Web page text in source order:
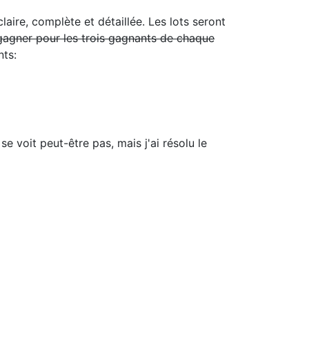
complète et détaillée. Les lots seront
pour les trois gagnants de chaque
voit peut-être pas, mais j'ai résolu le